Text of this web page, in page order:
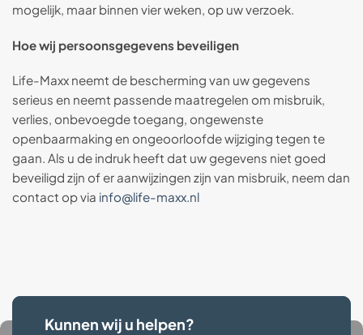
mogelijk, maar binnen vier weken, op uw verzoek.
Hoe wij persoonsgegevens beveiligen
Life-Maxx neemt de bescherming van uw gegevens
serieus en neemt passende maatregelen om misbruik,
verlies, onbevoegde toegang, ongewenste
openbaarmaking en ongeoorloofde wijziging tegen te
gaan. Als u de indruk heeft dat uw gegevens niet goed
beveiligd zijn of er aanwijzingen zijn van misbruik, neem dan
contact op via info@life-maxx.nl
Kunnen wij u helpen?